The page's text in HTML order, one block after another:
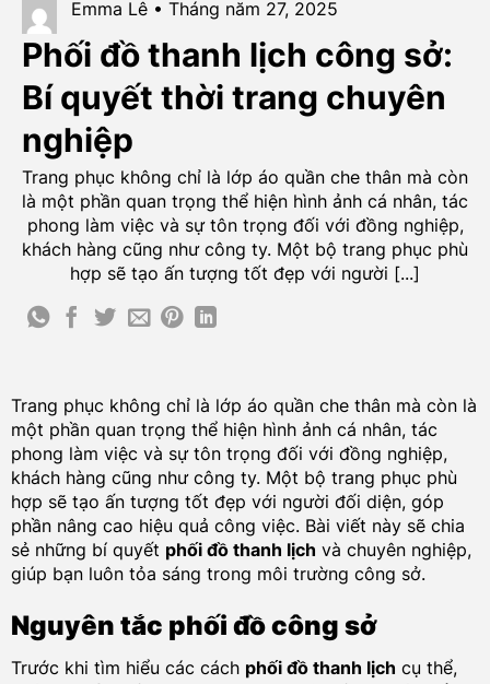
Emma Lê • Tháng năm 27, 2025
Phối đồ thanh lịch công sở:
Bí quyết thời trang chuyên
nghiệp
Trang phục không chỉ là lớp áo quần che thân mà còn
là một phần quan trọng thể hiện hình ảnh cá nhân, tác
phong làm việc và sự tôn trọng đối với đồng nghiệp,
khách hàng cũng như công ty. Một bộ trang phục phù
hợp sẽ tạo ấn tượng tốt đẹp với người [...]
Trang phục không chỉ là lớp áo quần che thân mà còn là
một phần quan trọng thể hiện hình ảnh cá nhân, tác
phong làm việc và sự tôn trọng đối với đồng nghiệp,
khách hàng cũng như công ty. Một bộ trang phục phù
hợp sẽ tạo ấn tượng tốt đẹp với người đối diện, góp
phần nâng cao hiệu quả công việc. Bài viết này sẽ chia
sẻ những bí quyết phối đồ thanh lịch và chuyên nghiệp,
giúp bạn luôn tỏa sáng trong môi trường công sở.
Nguyên tắc phối đồ công sở
Trước khi tìm hiểu các cách phối đồ thanh lịch cụ thể,